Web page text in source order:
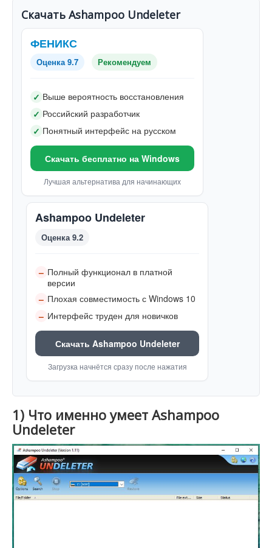
Скачать Ashampoo Undeleter
ФЕНИКС
Оценка 9.7 Рекомендуем
✓ Выше вероятность восстановления
✓ Российский разработчик
✓ Понятный интерфейс на русском
Скачать бесплатно на Windows
Лучшая альтернатива для начинающих
Ashampoo Undeleter
Оценка 9.2
– Полный функционал в платной
версии
– Плохая совместимость с Windows 10
– Интерфейс труден для новичков
Скачать Ashampoo Undeleter
Загрузка начнётся сразу после нажатия
1) Что именно умеет Ashampoo
Undeleter